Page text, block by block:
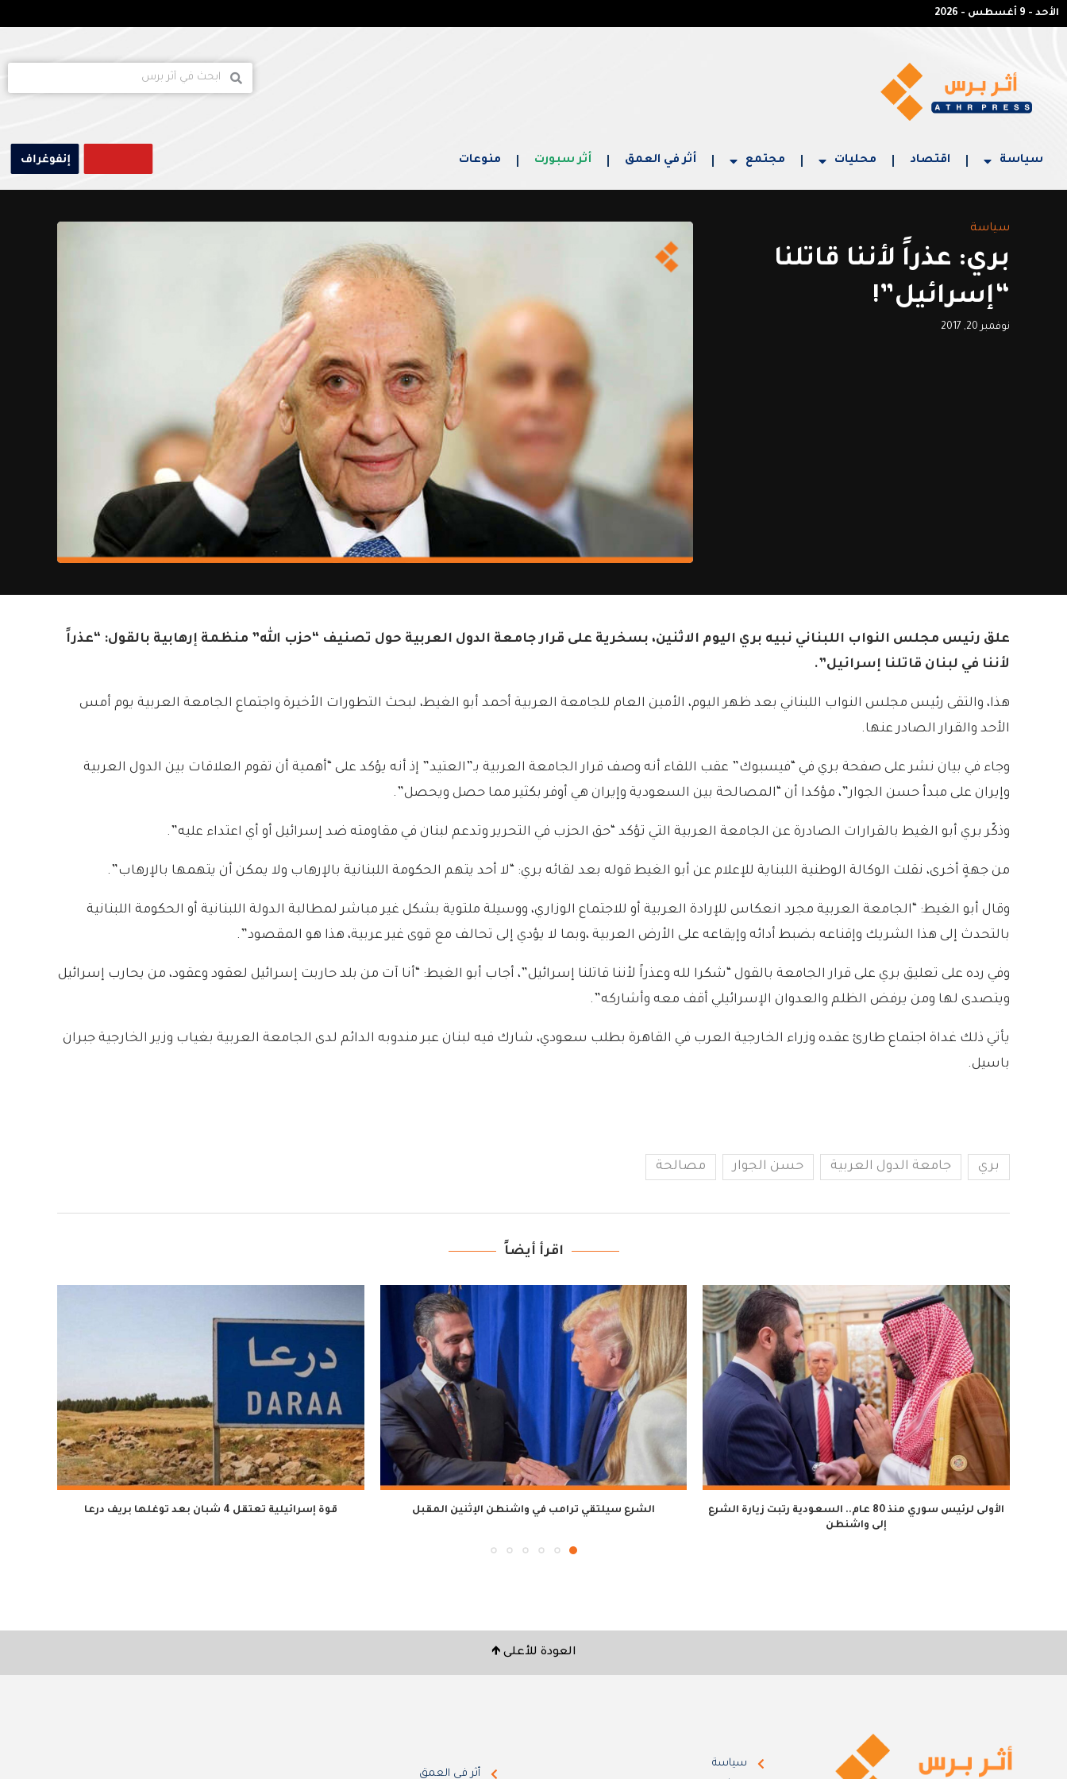
الأحد - 9 أغسطس - 2026
سياسة اقتصاد محليات مجتمع أثر في العمق أثر سبورت منوعات
سياسة
بري: عذراً لأننا قاتلنا
“إسرائيل”!
نوفمبر 20, 2017
علق رئيس مجلس النواب اللبناني نبيه بري اليوم الاثنين، بسخرية على قرار جامعة الدول العربية حول تصنيف “حزب الله” منظمة إرهابية بالقول: “عذراً
لأننا في لبنان قاتلنا إسرائيل”.
هذا، والتقى رئيس مجلس النواب اللبناني بعد ظهر اليوم، الأمين العام للجامعة العربية أحمد أبو الغيط، لبحث التطورات الأخيرة واجتماع الجامعة العربية يوم أمس
الأحد والقرار الصادر عنها.
وجاء في بيان نشر على صفحة بري في “فيسبوك” عقب اللقاء أنه وصف قرار الجامعة العربية بـ”العتيد” إذ أنه يؤكد على “أهمية أن تقوم العلاقات بين الدول العربية
وإيران على مبدأ حسن الجوار”، مؤكدا أن “المصالحة بين السعودية وإيران هي أوفر بكثير مما حصل ويحصل”.
وذكّر بري أبو الغيط بالقرارات الصادرة عن الجامعة العربية التي تؤكد “حق الحزب في التحرير وتدعم لبنان في مقاومته ضد إسرائيل أو أي اعتداء عليه”.
من جهةٍ أخرى، نقلت الوكالة الوطنية اللبناية للإعلام عن أبو الغيط قوله بعد لقائه بري: “لا أحد يتهم الحكومة اللبنانية بالإرهاب ولا يمكن أن يتهمها بالإرهاب”.
وقال أبو الغيط: “الجامعة العربية مجرد انعكاس للإرادة العربية أو للاجتماع الوزاري، ووسيلة ملتوية بشكل غير مباشر لمطالبة الدولة اللبنانية أو الحكومة اللبنانية
بالتحدث إلى هذا الشريك وإقناعه بضبط أدائه وإيقاعه على الأرض العربية ،وبما لا يؤدي إلى تحالف مع قوى غير عربية، هذا هو المقصود”.
وفي رده على تعليق بري على قرار الجامعة بالقول “شكرا لله وعذراً لأننا قاتلنا إسرائيل”، أجاب أبو الغيط: “أنا آت من بلد حاربت إسرائيل لعقود وعقود، من يحارب إسرائيل
ويتصدى لها ومن يرفض الظلم والعدوان الإسرائيلي أقف معه وأشاركه”.
يأتي ذلك غداة اجتماع طارئ عقده وزراء الخارجية العرب في القاهرة بطلب سعودي، شارك فيه لبنان عبر مندوبه الدائم لدى الجامعة العربية بغياب وزير الخارجية جبران
باسيل.
بري جامعة الدول العربية حسن الجوار مصالحة
اقرأ أيضاً
الأولى لرئيس سوري منذ 80 عام.. السعودية رتبت زيارة الشرع
إلى واشنطن
الشرع سيلتقي ترامب في واشنطن الإثنين المقبل قوة إسرائيلية تعتقل 4 شبان بعد توغلها بريف درعا
العودة للأعلى 🡹
سياسة
أثر في العمق